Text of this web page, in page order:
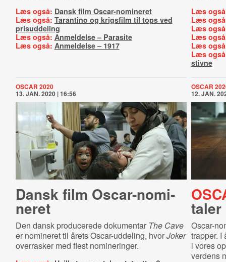
Læs også: Dansk film Oscar-nomineret
Læs også: Tarantino og krigsfilm til tops ved
prisuddeling
Læs også: Anmeldelse – Parasite
Læs også: Anmeldelse – 1917
Læs
Læs
Læs
Læs
Læs
Læs
stivne
OSCAR 2020
13. JAN. 2020 | 16:56
Dansk film Oscar-​no­mi­
ne­ret
Den dansk producerede dokumentar The Cave
er nomineret til årets Oscar-uddeling, hvorJoker
overrasker med flest nomineringer.
OSCAR
12. JAN.
taler
Oscar-
trapper. I
i vores
verdens